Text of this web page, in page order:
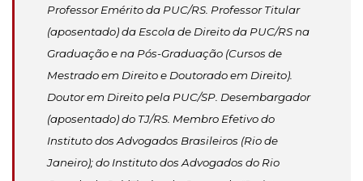
Professor Emérito da PUC/RS. Professor Titular
(aposentado) da Escola de Direito da PUC/RS na
Graduação e na Pós-Graduação (Cursos de
Mestrado em Direito e Doutorado em Direito).
Doutor em Direito pela PUC/SP. Desembargador
(aposentado) do TJ/RS. Membro Efetivo do
Instituto dos Advogados Brasileiros (Rio de
Janeiro); do Instituto dos Advogados do Rio